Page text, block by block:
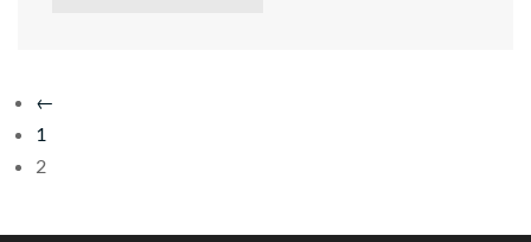
←
1
2